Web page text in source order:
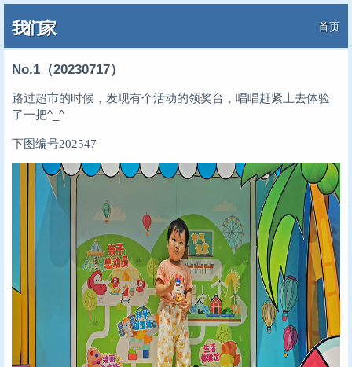
我们家 首页
No.1（20230717）
路过超市的时候，发现有个活动的领奖台，唱唱赶紧上去体验
了一把^_^
下图编号202547